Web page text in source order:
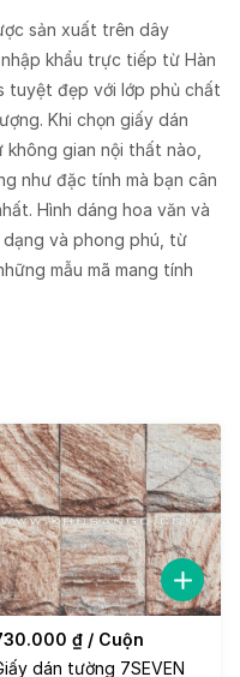
sản xuất trên dây
khẩu trực tiếp từ Hàn
tuyệt đẹp với lớp phủ chất
Khi chọn giấy dán
gian nội thất nào,
như đặc tính mà bạn cân
Hình dáng hoa văn và
và phong phú, từ
mẫu mã mang tính
₫ / Cuộn
dán tường 7SEVEN